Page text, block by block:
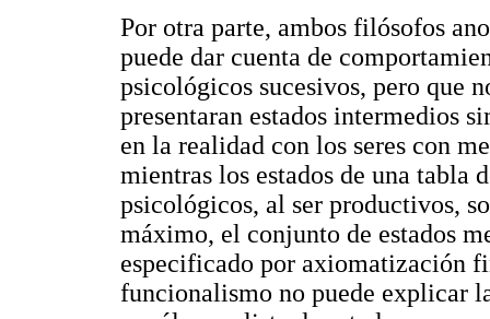
Por otra parte, ambos filósofos
puede dar cuenta de
psicológicos sucesivos, pero que
presentaran estados intermedios
en la realidad con los seres con
mientras los estados de una tabla
psicológicos, al ser productivos,
máximo, el conjunto de estados
especificado por axiomatización
funcionalismo no puede explicar